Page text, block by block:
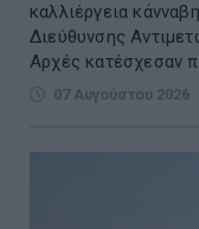
καλλιέργεια
Διεύθυνσης
Αρχές κατέσχεσαν
07 Αυγούστου 2026